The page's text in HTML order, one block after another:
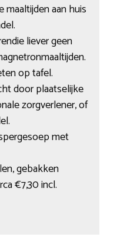
maaltijden aan huis
liever geen
op tafel.
door plaatselijke
zorgverlener, of
met
gebakken
€7,30 incl.